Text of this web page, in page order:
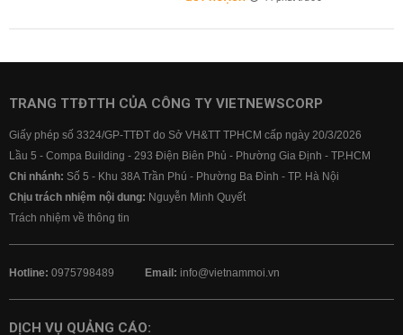
TRANG TTĐTTH CỦA CÔNG TY VIETNEWSCORP
Giấy phép số 3324/GP-TTĐT do Sở VH&TT TPHCM cấp ngày 20/3/2026
Lầu 5 - Compa Building - 293 Điện Biên Phủ - Phường Gia Định - TP.HCM
Chi nhánh: Số 5 - Khu 38A Trần Phú - Phường Ba Đình - TP. Hà Nội
Chịu trách nhiệm nội dung: Nguyễn Minh Quyết
Trách nhiệm về thông tin
Hotline: 0975798489 Email: info@vietnammoi.vn
DỊCH VỤ QUẢNG CÁO: